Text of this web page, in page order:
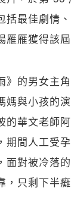
括最佳劇情
雁雁獲得該
》的男女主
媽與小孩的
的華文老師
期間人工受
面對被冷落
，只剩下半